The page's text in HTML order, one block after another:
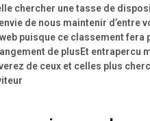
chercher une tasse de
de nous maintenir d’entre
puisque ce classement fera
de plusEt entrapercu
de ceux et celles plus